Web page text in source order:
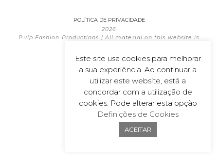
POLÍTICA DE PRIVACIDADE
2026
Pulp Fashion Productions | All material on this website is
Este site usa cookies para melhorar
a sua experiência. Ao continuar a
utilizar este website, está a
concordar com a utilização de
cookies. Pode alterar esta opção
Definições de Cookies
ACEITAR